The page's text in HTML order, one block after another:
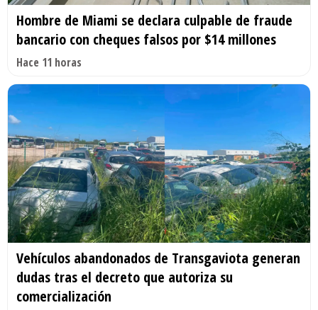
Hombre de Miami se declara culpable de fraude
bancario con cheques falsos por $14 millones
Hace 11 horas
Vehículos abandonados de Transgaviota generan
dudas tras el decreto que autoriza su
comercialización